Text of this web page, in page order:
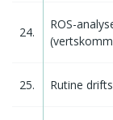
24.
ROS-
25. Rutine